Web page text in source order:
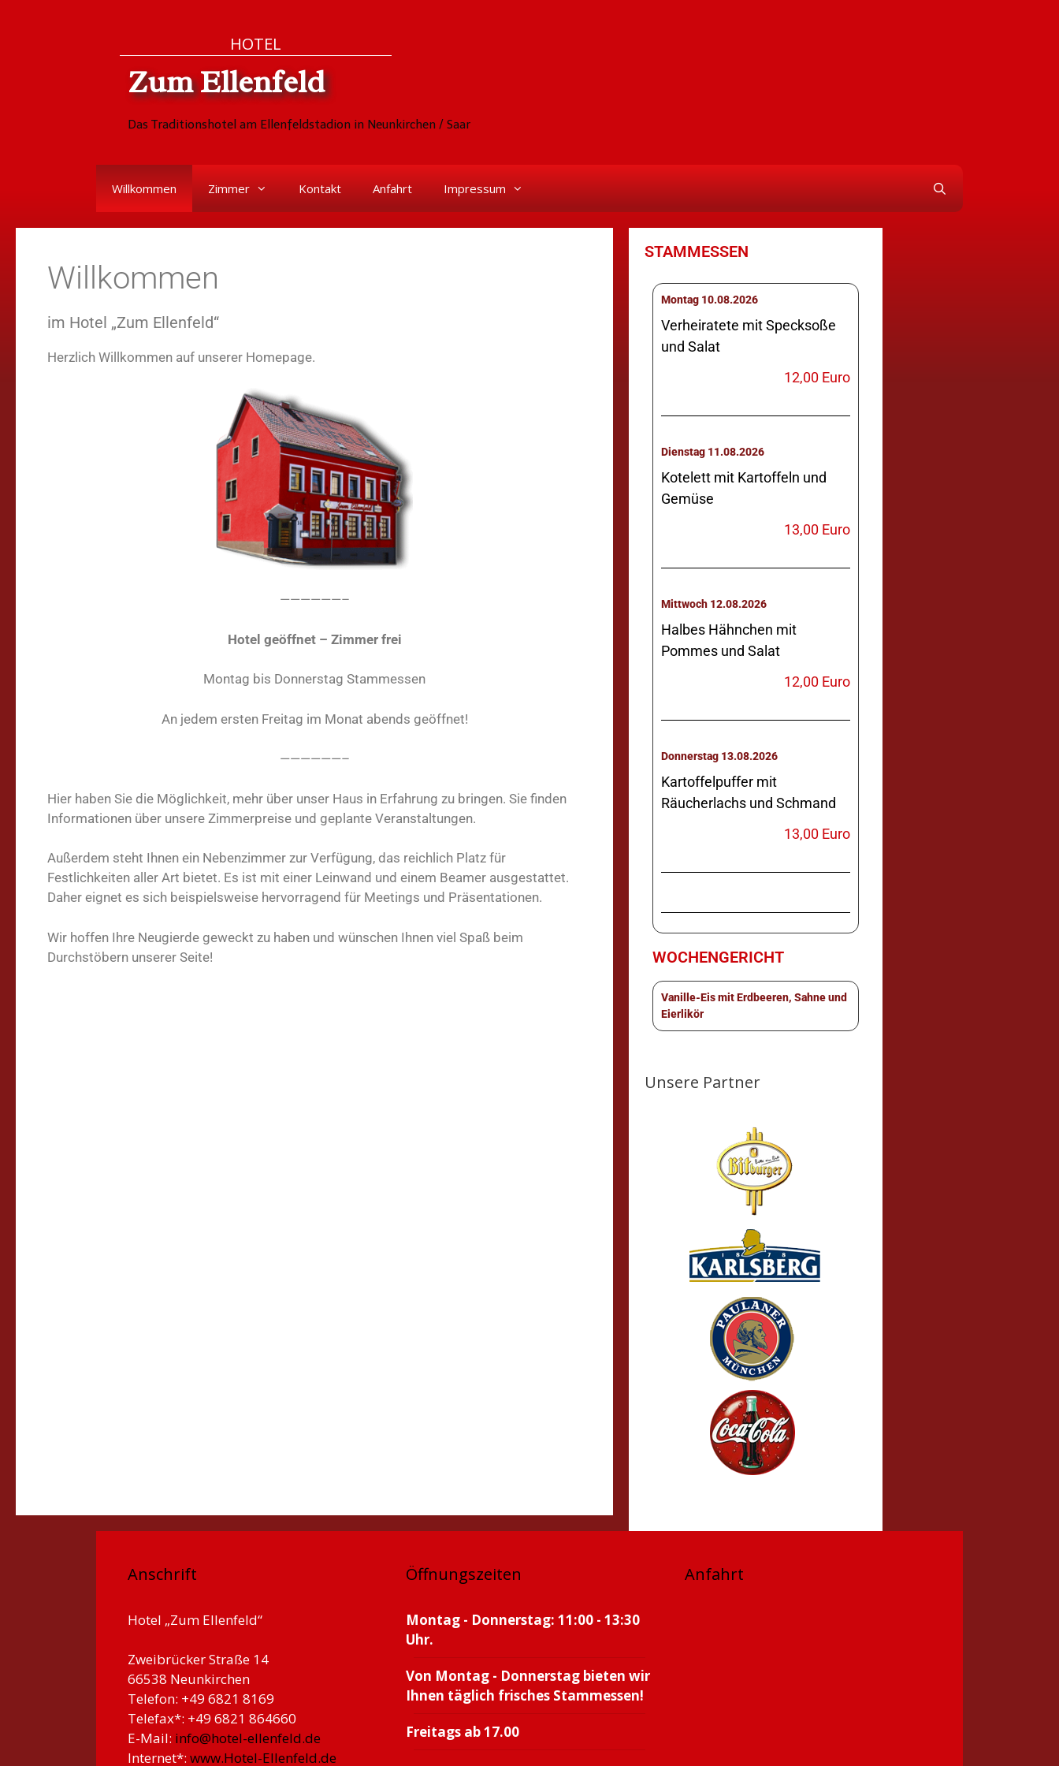
HOTEL
Zum Ellenfeld
Das Traditionshotel am Ellenfeldstadion in Neunkirchen / Saar
Willkommen Zimmer Kontakt Anfahrt Impressum
Willkommen
im Hotel „Zum Ellenfeld“
Herzlich Willkommen auf unserer Homepage.
——————–
Hotel geöffnet – Zimmer frei
Montag bis Donnerstag Stammessen
An jedem ersten Freitag im Monat abends geöffnet!
——————–
Hier haben Sie die Möglichkeit, mehr über unser Haus in Erfahrung zu bringen. Sie finden
Informationen über unsere Zimmerpreise und geplante Veranstaltungen.
Außerdem steht Ihnen ein Nebenzimmer zur Verfügung, das reichlich Platz für
Festlichkeiten aller Art bietet. Es ist mit einer Leinwand und einem Beamer ausgestattet.
Daher eignet es sich beispielsweise hervorragend für Meetings und Präsentationen.
Wir hoffen Ihre Neugierde geweckt zu haben und wünschen Ihnen viel Spaß beim
Durchstöbern unserer Seite!
STAMMESSEN
Montag 10.08.2026
Verheiratete mit Specksoße
und Salat
12,00 Euro
Dienstag 11.08.2026
Kotelett mit Kartoffeln und
Gemüse
13,00 Euro
Mittwoch 12.08.2026
Halbes Hähnchen mit
Pommes und Salat
12,00 Euro
Donnerstag 13.08.2026
Kartoffelpuffer mit
Räucherlachs und Schmand
13,00 Euro
WOCHENGERICHT
Vanille-Eis mit Erdbeeren, Sahne und
Eierlikör
Unsere Partner
Anschrift
Hotel „Zum Ellenfeld“
Zweibrücker Straße 14
66538 Neunkirchen
Telefon: +49 6821 8169
Telefax*: +49 6821 864660
E-Mail: info@hotel-ellenfeld.de
Internet*: www.Hotel-Ellenfeld.de
Öffnungszeiten
Montag - Donnerstag: 11:00 - 13:30
Uhr.
Von Montag - Donnerstag bieten wir
Ihnen täglich frisches Stammessen!
Freitags ab 17.00
Anfahrt